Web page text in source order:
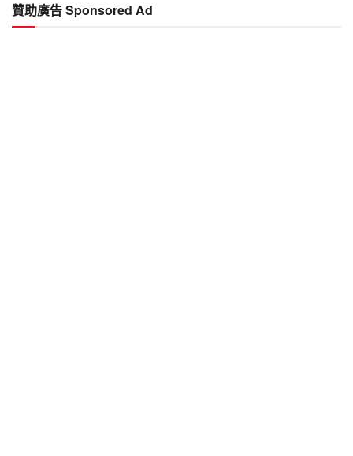
贊助廣告 Sponsored Ad